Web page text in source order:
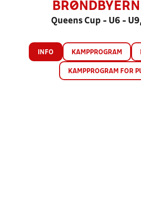
Queens Cup - U6 -
INFO KAMPPROGRAM
KAMPPROGRAM FOR